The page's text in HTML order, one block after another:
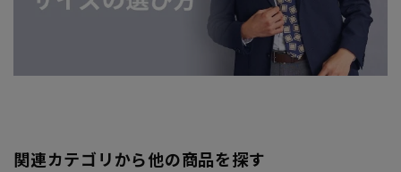
関連カテゴリから他の商品を探す